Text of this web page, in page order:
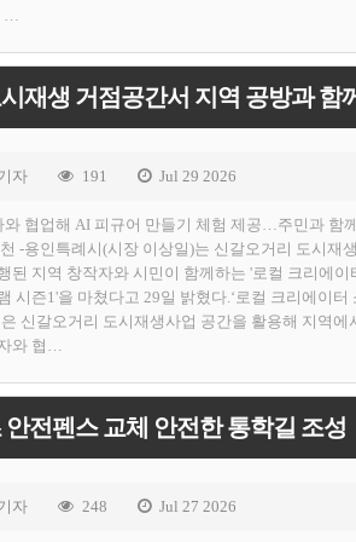
…
자 191 Jul 29 2026
와 협업해 AI 피규어 만들기 체험 제공…주민과 함
-용인특례시(시장 이상일)는 신갈오거리 도시재
된 지역 창작자와 시민이 함께하는 '로컬 크리에이
시즌1'을 마쳤다고 29일 밝혔다.‘로컬 크리에이터
은 신갈오거리 도시재생사업 공간을 활용해 지역에
와 협…
전펜스 교체 안전한 통학길 조성
자 248 Jul 27 2026